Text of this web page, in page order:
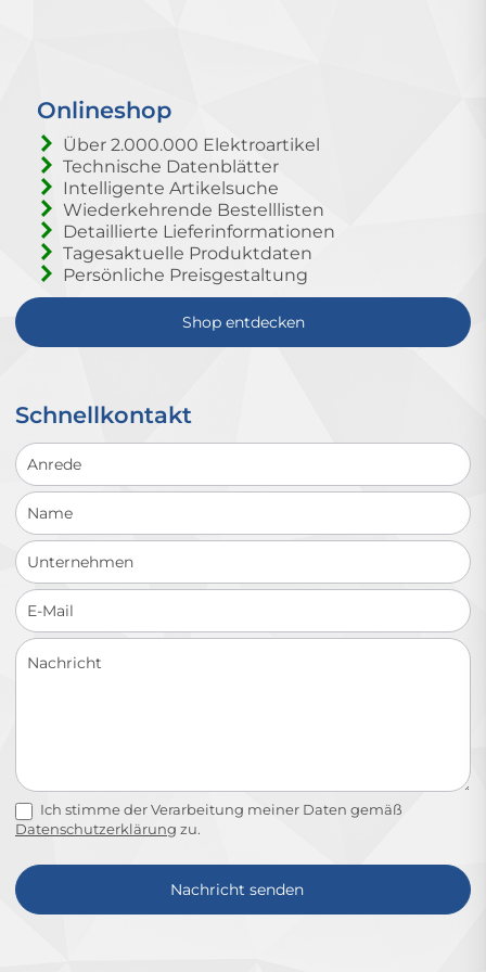
Onlineshop
Über 2.000.000 Elektroartikel
Technische Datenblätter
Intelligente Artikelsuche
Wiederkehrende Bestelllisten
Detaillierte Lieferinformationen
Tagesaktuelle Produktdaten
Persönliche Preisgestaltung
Shop entdecken
Schnellkontakt
Schnellkontakt
Ich stimme der Verarbeitung meiner Daten gemäß
Datenschutzerklärung zu.
Nachricht senden